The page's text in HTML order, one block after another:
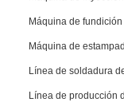
Máquina de
Máquina de
Línea de soldadura
Línea de producción